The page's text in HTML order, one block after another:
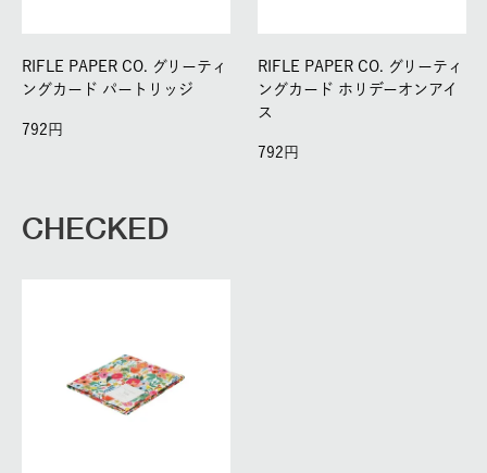
RIFLE PAPER CO. グリーティ
ングカード パートリッジ
792
RIFLE PAPER CO. グリーティ
ングカード ホリデーオンアイ
ス
792
CHECKED